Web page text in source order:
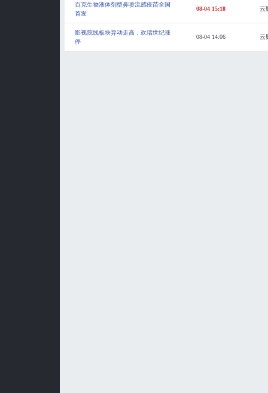
百克生物液体剂型鼻喷流感疫苗全国
首发
08-04 15:18 云
影视院线板块异动走高，欢瑞世纪涨
停
08-04 14:06 云